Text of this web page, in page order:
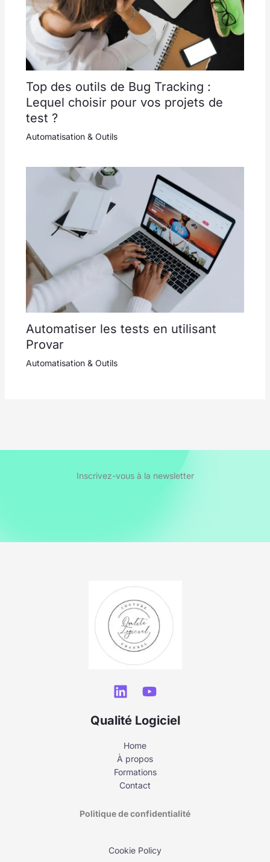
Top des outils de Bug Tracking :
Lequel choisir pour vos projets de
test ?
Automatisation & Outils
Automatiser les tests en utilisant
Provar
Automatisation & Outils
Inscrivez-vous à la newsletter
Qualité Logiciel
Home
À propos
Formations
Contact
Politique de confidentialité
Cookie Policy